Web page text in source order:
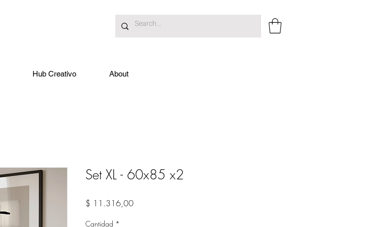
Hub Creativo About
Set XL - 60x85 x2
$ 11.316,00Precio
Cantidad *